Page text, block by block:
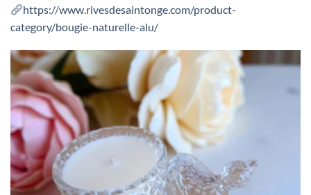
https://www.rivesdesaintonge.com/product-
category/bougie-naturelle-alu/